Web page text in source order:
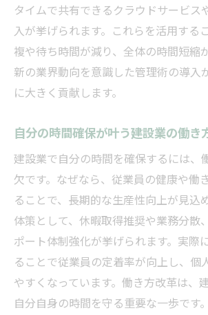
社会保険加入義務を意識し
方
建設業で法改正に強くなる
建設業の許可申請期間と時間管
建設業の申請スケジュール作
許可申請の事前準備が時間
建設業の申請期間管理でト
建設業許可取得までの時間
建設業の申請期間チェック
最新の建設業界情報で叶える働
建設業界の最新動向で働き
建設業のトレンドが生み出
理
タイムで共有できるクラウドサービス
入が挙げられます。これらを活用する
複や待ち時間が減り、全体の時間短縮
新の業界動向を意識した管理術の導入
に大きく貢献します。
自分の時間確保が叶う建設業の働き
建設業で自分の時間を確保するには、
欠です。なぜなら、従業員の健康や働
ることで、長期的な生産性向上が見込
体策として、休暇取得推奨や業務分散
ポート体制強化が挙げられます。実際
ることで従業員の定着率が向上し、個
やすくなっています。働き方改革は、
自分自身の時間を守る重要な一歩です。